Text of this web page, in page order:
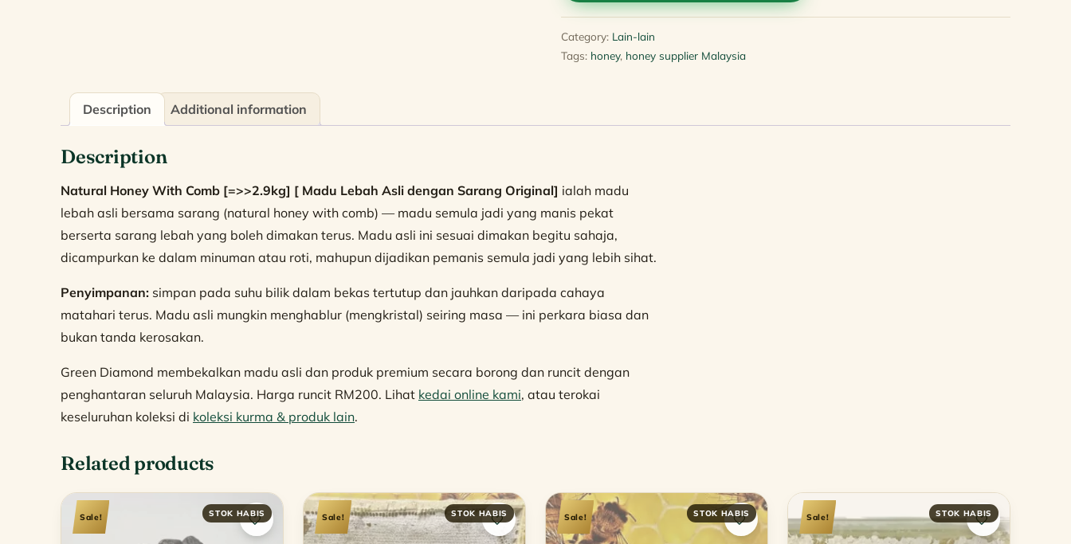
Category: Lain-lain
Tags: honey, honey supplier Malaysia
Description Additional information
Description
Natural Honey With Comb [=>>2.9kg] [ Madu Lebah Asli dengan Sarang Original] ialah madu
lebah asli bersama sarang (natural honey with comb) — madu semula jadi yang manis pekat
berserta sarang lebah yang boleh dimakan terus. Madu asli ini sesuai dimakan begitu sahaja,
dicampurkan ke dalam minuman atau roti, mahupun dijadikan pemanis semula jadi yang lebih sihat.
Penyimpanan: simpan pada suhu bilik dalam bekas tertutup dan jauhkan daripada cahaya
matahari terus. Madu asli mungkin menghablur (mengkristal) seiring masa — ini perkara biasa dan
bukan tanda kerosakan.
Green Diamond membekalkan madu asli dan produk premium secara borong dan runcit dengan
penghantaran seluruh Malaysia. Harga runcit RM200. Lihat kedai online kami, atau terokai
keseluruhan koleksi di koleksi kurma & produk lain.
Related products
Sale! Sale! Sale! Sale!